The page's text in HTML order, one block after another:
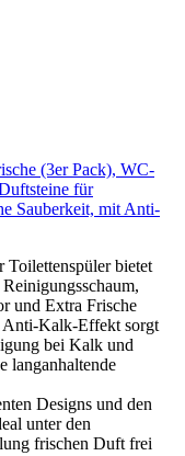
(3er Pack), WC-
für
Sauberkeit, mit Anti-
bietet
und Extra Frische
Anti-Kalk-Effekt sorgt
bei Kalk und
langanhaltende
Designs und den
unter den
frischen Duft frei